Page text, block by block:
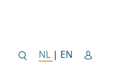
NL NEDERLANDSE
| EN ENGLISH